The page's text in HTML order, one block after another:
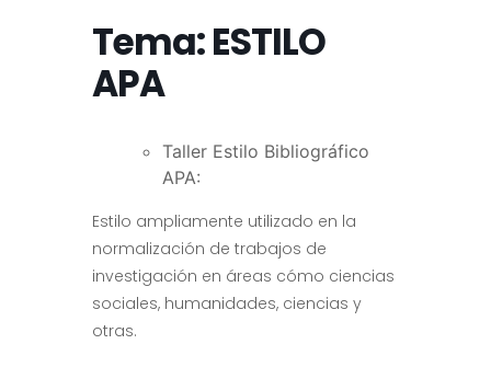
Tema: ESTILO
APA
Taller Estilo Bibliográfico
APA:
Estilo ampliamente utilizado en la
normalización de trabajos de
investigación en áreas cómo ciencias
sociales, humanidades, ciencias y
otras.